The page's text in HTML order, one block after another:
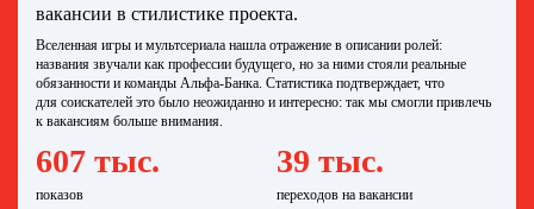
вакансии в стилистике проекта.
Вселенная игры и мультсериала нашла отражение в описании ролей:
названия звучали как профессии будущего, но за ними стояли реальные
обязанности и команды Альфа‑Банка. Статистика подтверждает, что
для соискателей это было неожиданно и интересно: так мы смогли привлечь
к вакансиям больше внимания.
607 тыс.
показов
39 тыс.
переходов на вакансии